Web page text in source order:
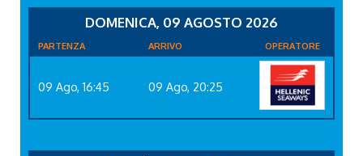
DOMENICA, 09 AGOSTO 2026
PARTENZA ARRIVO OPERATORE
09 Ago, 16:45 09 Ago, 20:25